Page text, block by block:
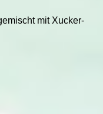
mit Xucker-